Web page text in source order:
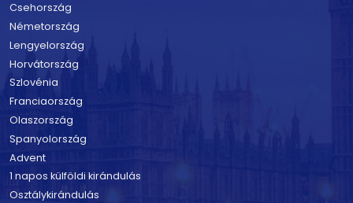
Csehország
Németország
Lengyelország
Horvátország
Szlovénia
Franciaország
Olaszország
Spanyolország
Advent
1 napos külföldi kirándulás
Osztálykirándulás